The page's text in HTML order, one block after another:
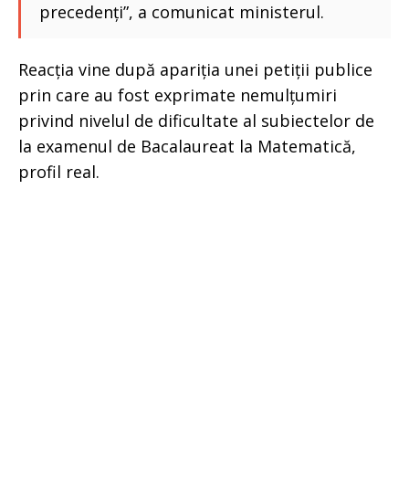
precedenți”, a comunicat ministerul.
Reacția vine după apariția unei petiții publice
prin care au fost exprimate nemulțumiri
privind nivelul de dificultate al subiectelor de
la examenul de Bacalaureat la Matematică,
profil real.